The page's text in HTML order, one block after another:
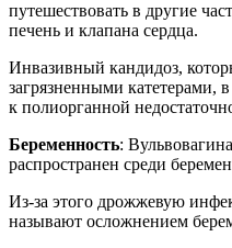
путешествовать в другие
печень и клапана сердца.
Инвазивный кандидоз,
загрязненными катетерами,
к полиорганной
Беременность:
распространен среди
Из-за этого дрожжевую
называют осложнением